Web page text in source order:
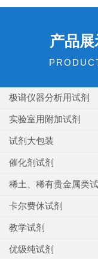
产品展
极谱仪器分析用试剂
实验室用附加试剂
试剂大包装
催化剂试剂
稀土、稀有贵金属类
卡尔费休试剂
教学试剂
优级纯试剂